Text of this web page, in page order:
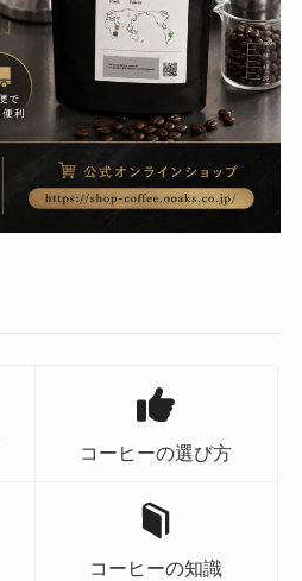
コーヒーの選び方
コーヒーの知識